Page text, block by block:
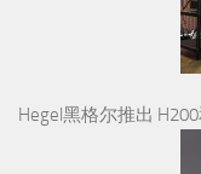
Hegel黑格尔推出